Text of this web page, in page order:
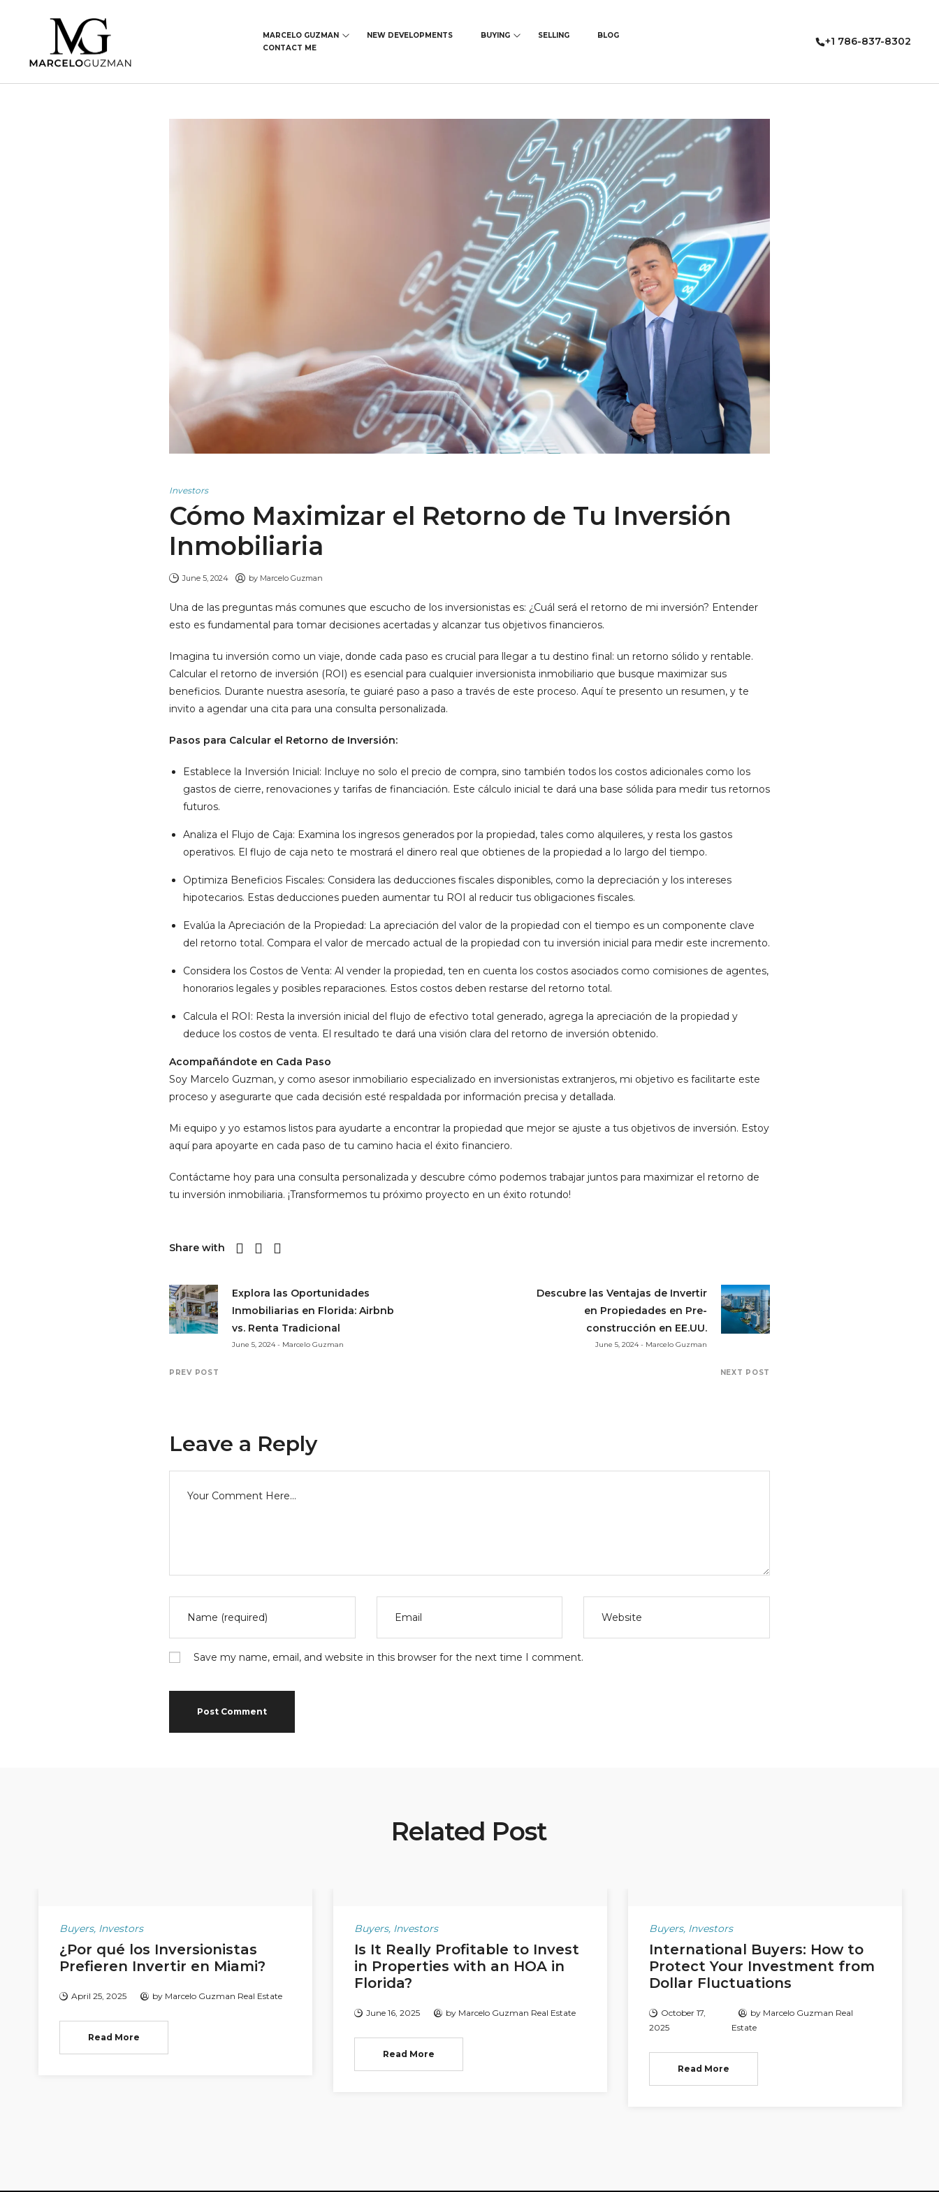
MARCELO GUZMAN NEW DEVELOPMENTS BUYING SELLING
BLOG
CONTACT ME
+1 786-837-8302
Investors
Cómo Maximizar el Retorno de Tu Inversión
Inmobiliaria
June 5, 2024 by Marcelo Guzman
Una de las preguntas más comunes que escucho de los inversionistas es: ¿Cuál será el retorno de mi inversión? Entender
esto es fundamental para tomar decisiones acertadas y alcanzar tus objetivos financieros.
Imagina tu inversión como un viaje, donde cada paso es crucial para llegar a tu destino final: un retorno sólido y rentable.
Calcular el retorno de inversión (ROI) es esencial para cualquier inversionista inmobiliario que busque maximizar sus
beneficios. Durante nuestra asesoría, te guiaré paso a paso a través de este proceso. Aquí te presento un resumen, y te
invito a agendar una cita para una consulta personalizada.
Pasos para Calcular el Retorno de Inversión:
Establece la Inversión Inicial: Incluye no solo el precio de compra, sino también todos los costos adicionales como los
gastos de cierre, renovaciones y tarifas de financiación. Este cálculo inicial te dará una base sólida para medir tus retornos
futuros.
Analiza el Flujo de Caja: Examina los ingresos generados por la propiedad, tales como alquileres, y resta los gastos
operativos. El flujo de caja neto te mostrará el dinero real que obtienes de la propiedad a lo largo del tiempo.
Optimiza Beneficios Fiscales: Considera las deducciones fiscales disponibles, como la depreciación y los intereses
hipotecarios. Estas deducciones pueden aumentar tu ROI al reducir tus obligaciones fiscales.
Evalúa la Apreciación de la Propiedad: La apreciación del valor de la propiedad con el tiempo es un componente clave
del retorno total. Compara el valor de mercado actual de la propiedad con tu inversión inicial para medir este incremento.
Considera los Costos de Venta: Al vender la propiedad, ten en cuenta los costos asociados como comisiones de agentes,
honorarios legales y posibles reparaciones. Estos costos deben restarse del retorno total.
Calcula el ROI: Resta la inversión inicial del flujo de efectivo total generado, agrega la apreciación de la propiedad y
deduce los costos de venta. El resultado te dará una visión clara del retorno de inversión obtenido.
Acompañándote en Cada Paso
Soy Marcelo Guzman, y como asesor inmobiliario especializado en inversionistas extranjeros, mi objetivo es facilitarte este
proceso y asegurarte que cada decisión esté respaldada por información precisa y detallada.
Mi equipo y yo estamos listos para ayudarte a encontrar la propiedad que mejor se ajuste a tus objetivos de inversión. Estoy
aquí para apoyarte en cada paso de tu camino hacia el éxito financiero.
Contáctame hoy para una consulta personalizada y descubre cómo podemos trabajar juntos para maximizar el retorno de
tu inversión inmobiliaria. ¡Transformemos tu próximo proyecto en un éxito rotundo!
Share with
PREV POST
Explora las Oportunidades
Inmobiliarias en Florida: Airbnb
vs. Renta Tradicional
June 5, 2024 - Marcelo Guzman
NEXT POST
Descubre las Ventajas de Invertir
en Propiedades en Pre-
construcción en EE.UU.
June 5, 2024 - Marcelo Guzman
Leave a Reply
Save my name, email, and website in this browser for the next time I comment.
Related Post
Buyers, Investors
¿Por qué los Inversionistas
Prefieren Invertir en Miami?
April 25, 2025 by Marcelo Guzman Real Estate
Read More
Buyers, Investors
Is It Really Profitable to Invest
in Properties with an HOA in
Florida?
June 16, 2025 by Marcelo Guzman Real Estate
Read More
Buyers, Investors
International Buyers: How to
Protect Your Investment from
Dollar Fluctuations
October 17,
2025
by Marcelo Guzman Real
Estate
Read More